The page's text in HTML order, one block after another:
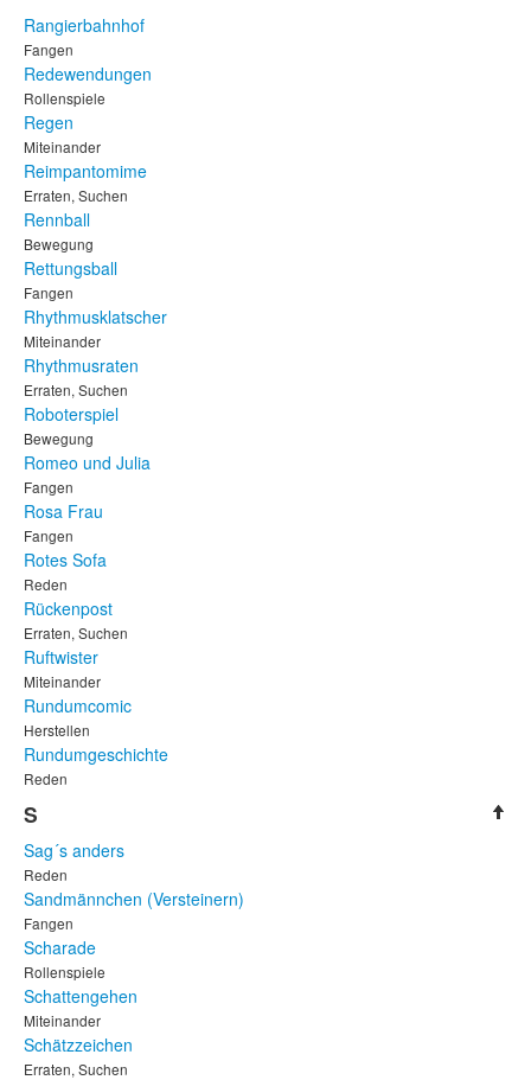
Rangierbahnhof
Fangen
Redewendungen
Rollenspiele
Regen
Miteinander
Reimpantomime
Erraten, Suchen
Rennball
Bewegung
Rettungsball
Fangen
Rhythmusklatscher
Miteinander
Rhythmusraten
Erraten, Suchen
Roboterspiel
Bewegung
Romeo und Julia
Fangen
Rosa Frau
Fangen
Rotes Sofa
Reden
Rückenpost
Erraten, Suchen
Ruftwister
Miteinander
Rundumcomic
Herstellen
Rundumgeschichte
Reden
S
Sag´s anders
Reden
Sandmännchen (Versteinern)
Fangen
Scharade
Rollenspiele
Schattengehen
Miteinander
Schätzzeichen
Erraten, Suchen